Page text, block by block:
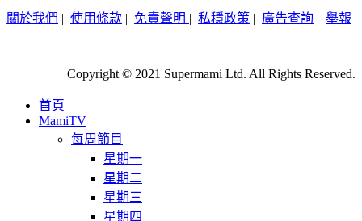
關於我們 | 使用條款 | 免責聲明 | 私穩政策 | 廣告查詢 | 舉報
Copyright © 2021 Supermami Ltd. All Rights Reserved.
首頁
MamiTV
每周節目
星期一
星期二
星期三
星期四